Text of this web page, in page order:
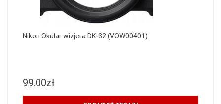
Nikon Okular wizjera DK-32 (VOW00401)
99.00zł